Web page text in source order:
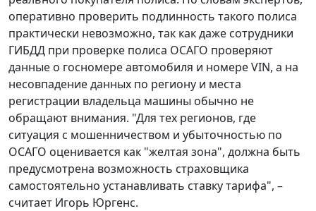
оперативно проверить подлинность такого полиса
практически невозможно, так как даже сотрудники
ГИБДД при проверке полиса ОСАГО проверяют
данные о госномере автомобиля и номере VIN, а на
несовпадение данных по региону и места
регистрации владельца машины обычно не
обращают внимания. "Для тех регионов, где
ситуация с мошенничеством и убыточностью по
ОСАГО оценивается как "желтая зона", должна быть
предусмотрена возможность страховщика
самостоятельно устанавливать ставку тарифа", –
считает Игорь Юргенс.